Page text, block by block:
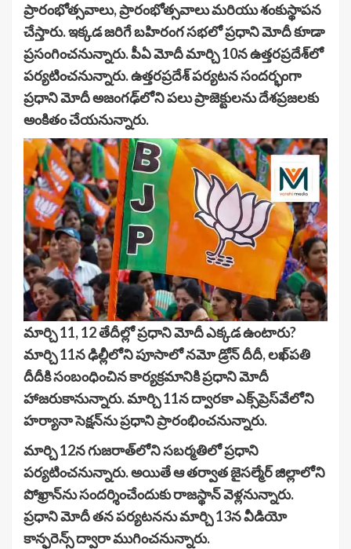
ప్రారంభోత్సవాలు, ప్రారంభోత్సవాలు మరియు శంకుస్థాపన
చేస్తారు. ఇక్కడ జరిగే బహిరంగ సభలో ప్రధాని మోదీ కూడా
ప్రసంగించనున్నారు. పీఏ మోదీ మార్చి 10న ఉత్తరప్రదేశ్‌లో
పర్యటించనున్నారు. ఉత్తరప్రదేశ్ పర్యటన సందర్భంగా
ప్రధాని మోదీ అజంగఢ్‌లోని పలు ప్రాజెక్టులను దేశప్రజలకు
అంకితం చేయనున్నారు.
మార్చి 11, 12 తేదీల్లో ప్రధాని మోదీ ఎక్కడ ఉంటారు?
మార్చి 11న ఢిల్లీలోని పూసాలో నమో డ్రోన్ దీదీ, లఖ్‌పతి
దీదీకి సంబంధించిన కార్యక్రమానికి ప్రధాని మోదీ
హాజరుకానున్నారు. మార్చి 11న ద్వారకా ఎక్స్‌ప్రెస్‌వేలోని
హర్యానా సెక్షన్‌ను ప్రధాని ప్రారంభించనున్నారు.
మార్చి 12న గుజరాత్‌లోని సబర్మతిలో ప్రధాని
పర్యటించనున్నారు. అయితే ఆ తర్వాత జైసల్మేర్ జిల్లాలోని
పోఖ్రాన్‌ను సందర్శించేందుకు రాజస్థాన్ వెళ్లనున్నారు.
ప్రధాని మోదీ తన పర్యటనను మార్చి 13న వీడియో
కాన్ఫరెన్స్ ద్వారా ముగించనున్నారు.